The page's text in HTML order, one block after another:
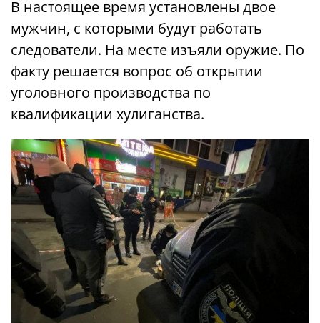
В настоящее время установлены двое
мужчин, с которыми будут работать
следователи. На месте изъяли оружие. По
факту решается вопрос об открытии
уголовного производства по
квалификации хулиганства.